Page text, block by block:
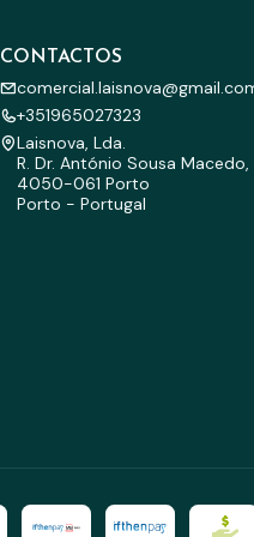
CONTACTOS
+351965027323
Laisnova, Lda.
R. Dr. António Sousa
4050-061 Porto
Porto - Portugal